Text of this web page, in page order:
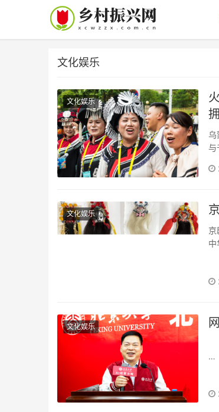
文化娱乐
文化娱乐
拥
乌
与
文化娱乐
中
文化娱乐